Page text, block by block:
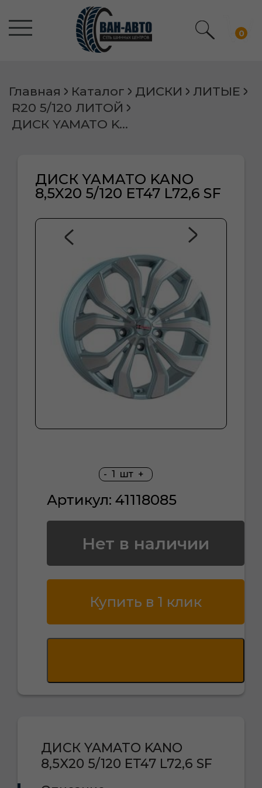
0
Главная Каталог ДИСКИ
ЛИТЫЕ
R20 5/120 ЛИТОЙ
ДИСК YAMATO KANO 8,5X20 5/120 ET47 L72,6 SF
ДИСК YAMATO KANO
8,5X20 5/120 ET47 L72,6 SF
- 1 шт +
Артикул: 41118085
Нет в наличии
Купить в 1 клик
ДИСК YAMATO KANO
8,5X20 5/120 ET47 L72,6 SF